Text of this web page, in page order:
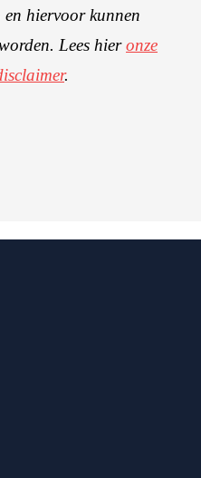
hiervoor kunnen
Lees hieronze
.